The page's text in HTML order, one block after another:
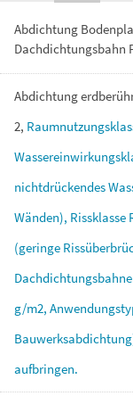
Abdichtung
Dachdichtungsbahn
Abdichtung
2,
nichtdrückendes
Wänden), Rissklasse
(geringe
g/m2,
aufbringen.